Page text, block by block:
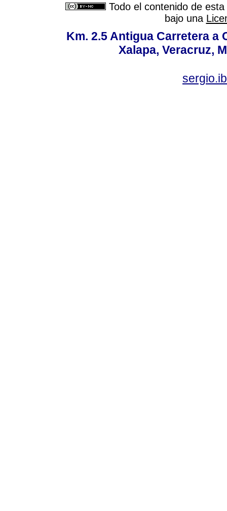
Todo el contenido de
bajo una
Km. 2.5 Antigua Carretera a
Xalapa, Veracruz,